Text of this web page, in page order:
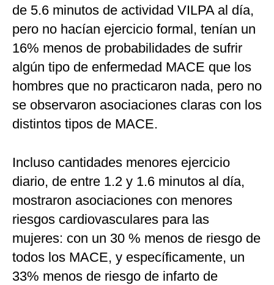
de 5.6 minutos de actividad VILPA al día,
pero no hacían ejercicio formal, tenían un
16% menos de probabilidades de sufrir
algún tipo de enfermedad MACE que los
hombres que no practicaron nada, pero no
se observaron asociaciones claras con los
distintos tipos de MACE.
Incluso cantidades menores ejercicio
diario, de entre 1.2 y 1.6 minutos al día,
mostraron asociaciones con menores
riesgos cardiovasculares para las
mujeres: con un 30 % menos de riesgo de
todos los MACE, y específicamente, un
33% menos de riesgo de infarto de